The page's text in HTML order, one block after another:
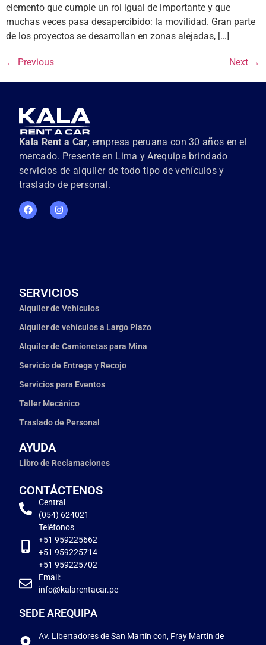
elemento que cumple un rol igual de importante y que
muchas veces pasa desapercibido: la movilidad. Gran parte
de los proyectos se desarrollan en zonas alejadas, […]
← Previous Next →
Kala Rent a Car, empresa peruana con 30 años en el
mercado. Presente en Lima y Arequipa brindado
servicios de alquiler de todo tipo de vehículos y
traslado de personal.
SERVICIOS
Alquiler de Vehículos
Alquiler de vehículos a Largo Plazo
Alquiler de Camionetas para Mina
Servicio de Entrega y Recojo
Servicios para Eventos
Taller Mecánico
Traslado de Personal
AYUDA
Libro de Reclamaciones
CONTÁCTENOS
Central
(054) 624021
Teléfonos
+51 959225662
+51 959225714
+51 959225702
Email:
info@kalarentacar.pe
SEDE AREQUIPA
Av. Libertadores de San Martín con, Fray Martin de